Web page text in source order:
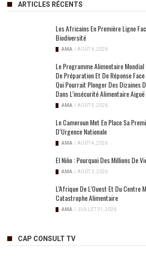
ARTICLES RÉCENTS
Les Africains En Première Ligne
Biodiversité
AMA / AOÛT 6, 2026
Le Programme Alimentaire
De Préparation Et De Réponse Face
Qui Pourrait Plonger Des Dizaines
Dans L’insécurité Alimentaire Aiguë
AMA / AOÛT 5, 2026
Le Cameroun Met En Place Sa
D’Urgence Nationale
AMA / AOÛT 4, 2026
El Niño : Pourquoi Des Millions De
AMA / AOÛT 3, 2026
L’Afrique De L’Ouest Et Du Centre
Catastrophe Alimentaire
AMA / JUILLET 31, 2026
CAP CONSULT TV